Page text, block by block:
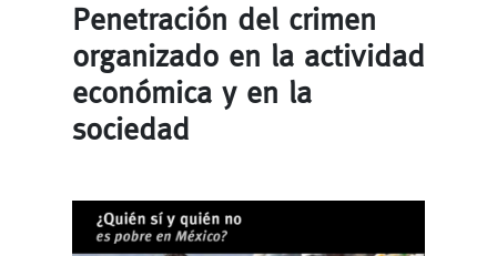
Penetración del crimen
organizado en la actividad
económica y en la
sociedad